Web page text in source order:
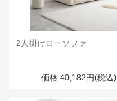
2人掛けローソファ
価格:40,182円(税込)